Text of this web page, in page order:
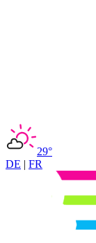
29°
DE | FR